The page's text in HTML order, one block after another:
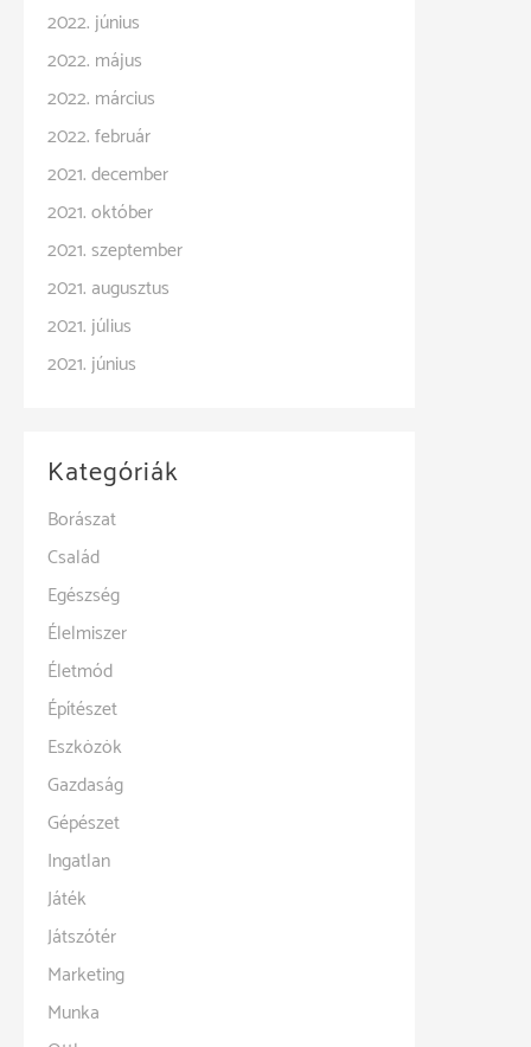
2022. június
2022. május
2022. március
2022. február
2021. december
2021. október
2021. szeptember
2021. augusztus
2021. július
2021. június
Kategóriák
Borászat
Család
Egészség
Élelmiszer
Életmód
Építészet
Eszközök
Gazdaság
Gépészet
Ingatlan
Játék
Játszótér
Marketing
Munka